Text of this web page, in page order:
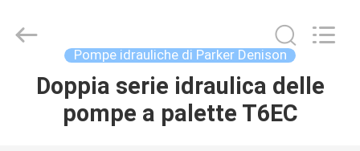
CASA
Electronic
Limited.
Pompe idrauliche di Parker Denison
Doppia serie idraulica delle
pompe a palette T6EC